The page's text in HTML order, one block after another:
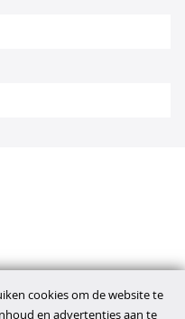
cookies om de website te
en advertenties aan te